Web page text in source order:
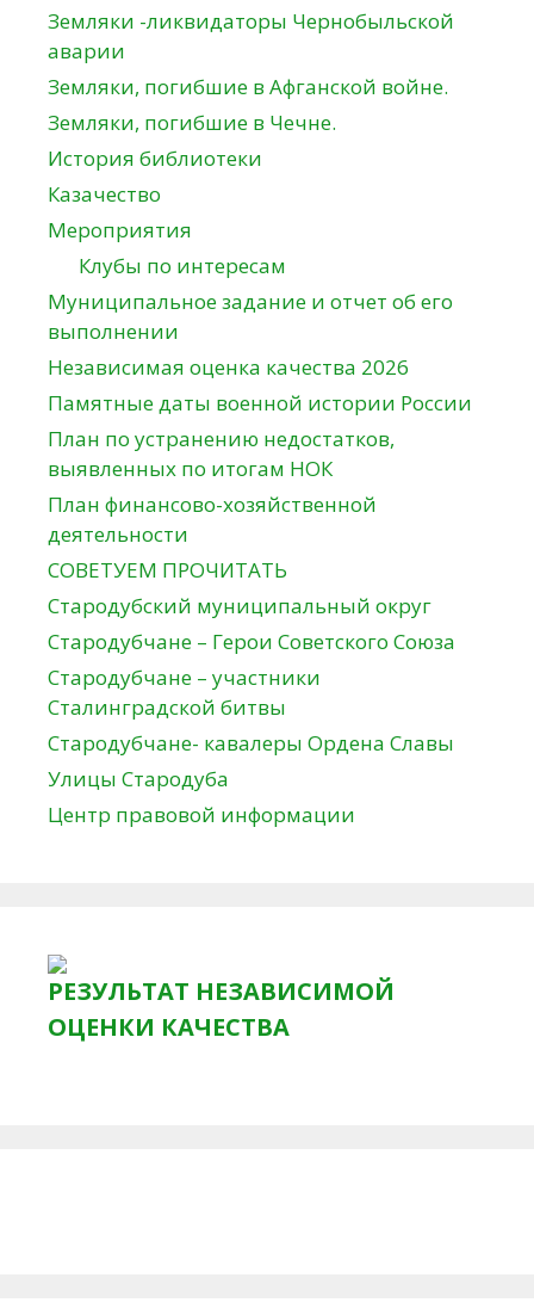
Земляки -ликвидаторы Чернобыльской
аварии
Земляки, погибшие в Афганской войне.
Земляки, погибшие в Чечне.
История библиотеки
Казачество
Мероприятия
Клубы по интересам
Муниципальное задание и отчет об его
выполнении
Независимая оценка качества 2026
Памятные даты военной истории России
План по устранению недостатков,
выявленных по итогам НОК
План финансово-хозяйственной
деятельности
СОВЕТУЕМ ПРОЧИТАТЬ
Стародубский муниципальный округ
Стародубчане – Герои Советского Союза
Стародубчане – участники
Сталинградской битвы
Стародубчане- кавалеры Ордена Славы
Улицы Стародуба
Центр правовой информации
РЕЗУЛЬТАТ НЕЗАВИСИМОЙ
ОЦЕНКИ КАЧЕСТВА